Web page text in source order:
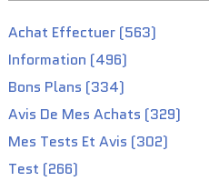
14.39US $ 20% de
Achat Effectuer (563)
Information (496)
Bons Plans (334)
Avis De Mes Achats (329)
Mes Tests Et Avis (302)
Test (266)